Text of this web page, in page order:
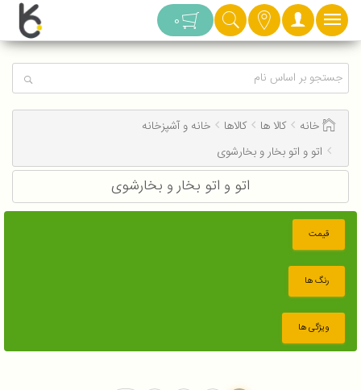
دسته بندی 0
خانه کالا ها کالاها
خانه و آشپزخانه
اتو و اتو بخار و بخارشوی
اتو و اتو بخار و بخارشوی
قیمت
رنگ ها
ویژگی ها